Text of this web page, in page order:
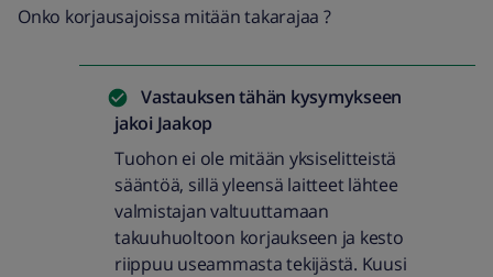
Onko korjausajoissa mitään takarajaa ?
Vastauksen tähän kysymykseen
jakoi Jaakop
Tuohon ei ole mitään yksiselitteistä
sääntöä, sillä yleensä laitteet lähtee
valmistajan valtuuttamaan
takuuhuoltoon korjaukseen ja kesto
riippuu useammasta tekijästä. Kuusi